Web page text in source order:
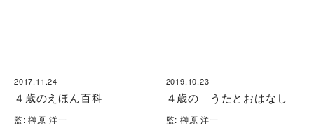
2017.11.24
４歳のえほん百科
監: 榊原 洋一
2019.10.23
４歳の うたとおはなし
監: 榊原 洋一